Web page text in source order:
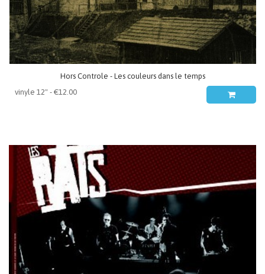
Hors Controle - Les couleurs dans le temps